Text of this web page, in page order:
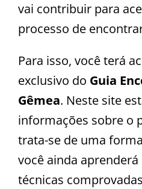
vai contribuir para
processo de
Para isso, você terá
exclusivo do Guia
Gêmea. Neste site
informações sobre o
trata-se de uma
você ainda
técnicas